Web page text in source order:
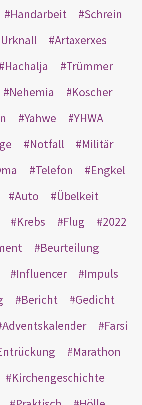
Handarbeit
Schrein
Urknall
Artaxerxes
Hachalja
Trümmer
Nehemia
Koscher
Yahwe
YHWA
Notfall
Militär
Telefon
Engkel
Auto
Übelkeit
Krebs Flug
2022
Beurteilung
Influencer
Impuls
Bericht
Gedicht
Adventskalender
Farsi
Marathon
Kirchengeschichte